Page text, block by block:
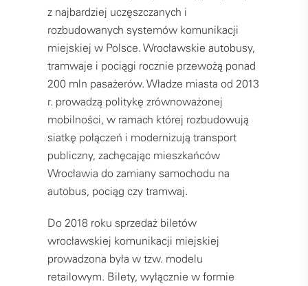
z najbardziej uczęszczanych i
rozbudowanych systemów komunikacji
miejskiej w Polsce. Wrocławskie autobusy,
tramwaje i pociągi rocznie przewożą ponad
200 mln pasażerów. Władze miasta od 2013
r. prowadzą politykę zrównoważonej
mobilności, w ramach której rozbudowują
siatkę połączeń i modernizują transport
publiczny, zachęcając mieszkańców
Wrocławia do zamiany samochodu na
autobus, pociąg czy tramwaj.
Do 2018 roku sprzedaż biletów
wrocławskiej komunikacji miejskiej
prowadzona była w tzw. modelu
retailowym. Bilety, wyłącznie w formie